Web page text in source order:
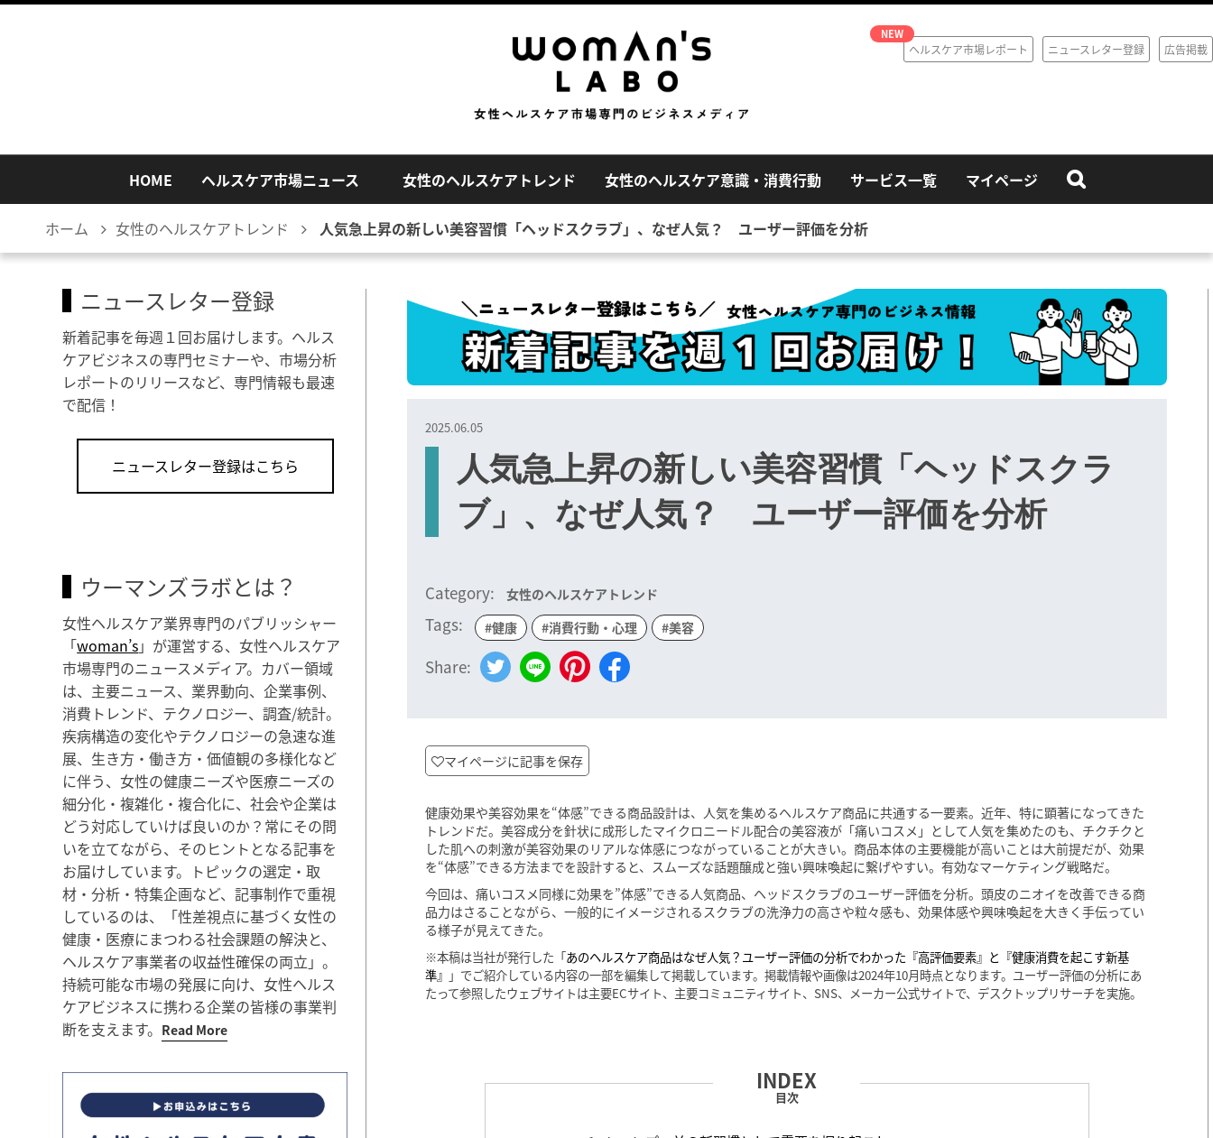
ヘルスケア市場レポート ニュースレター登録 広告掲載
HOME ヘルスケア市場ニュース 女性のヘルスケアトレンド 女性のヘルスケア意識・消費行動 サービス一覧 マイページ
ホーム 女性のヘルスケアトレンド 人気急上昇の新しい美容習慣「ヘッドスクラブ」、なぜ人気？ ユーザー評価を分析
2025.06.05
人気急上昇の新しい美容習慣「ヘッドスクラ
ブ」、なぜ人気？ ユーザー評価を分析
Category: 女性のヘルスケアトレンド
Tags: #健康 #消費行動・心理 #美容
Share:
マイページに記事を保存
健康効果や美容効果を“体感”できる商品設計は、人気を集めるヘルスケア商品に共通する一要素。近年、特に顕著になってきた
トレンドだ。美容成分を針状に成形したマイクロニードル配合の美容液が「痛いコスメ」として人気を集めたのも、チクチクと
した肌への刺激が美容効果のリアルな体感につながっていることが大きい。商品本体の主要機能が高いことは大前提だが、効果
を“体感”できる方法までを設計すると、スムーズな話題醸成と強い興味喚起に繋げやすい。有効なマーケティング戦略だ。
今回は、痛いコスメ同様に効果を”体感”できる人気商品、ヘッドスクラブのユーザー評価を分析。頭皮のニオイを改善できる商
品力はさることながら、一般的にイメージされるスクラブの洗浄力の高さや粒々感も、効果体感や興味喚起を大きく手伝ってい
る様子が見えてきた。
※本稿は当社が発行した「あのヘルスケア商品はなぜ人気？ユーザー評価の分析でわかった『高評価要素』と『健康消費を起こす新基
準』 」でご紹介している内容の一部を編集して掲載しています。掲載情報や画像は2024年10月時点となります。ユーザー評価の分析にあ
たって参照したウェブサイトは主要ECサイト、主要コミュニティサイト、SNS、メーカー公式サイトで、デスクトップリサーチを実施。
目次
ニュースレター登録
新着記事を毎週１回お届けします。ヘルス
ケアビジネスの専門セミナーや、市場分析
レポートのリリースなど、専門情報も最速
で配信！
ニュースレター登録はこちら
ウーマンズラボとは？
女性ヘルスケア業界専門のパブリッシャー
「woman’s」が運営する、女性ヘルスケア
市場専門のニュースメディア。カバー領域
は、主要ニュース、業界動向、企業事例、
消費トレンド、テクノロジー、調査/統計。
疾病構造の変化やテクノロジーの急速な進
展、生き方・働き方・価値観の多様化など
に伴う、女性の健康ニーズや医療ニーズの
細分化・複雑化・複合化に、社会や企業は
どう対応していけば良いのか？常にその問
いを立てながら、そのヒントとなる記事を
お届けしています。トピックの選定・取
材・分析・特集企画など、記事制作で重視
しているのは、「性差視点に基づく女性の
健康・医療にまつわる社会課題の解決と、
ヘルスケア事業者の収益性確保の両立」。
持続可能な市場の発展に向け、女性ヘルス
ケアビジネスに携わる企業の皆様の事業判
断を支えます。 Read More